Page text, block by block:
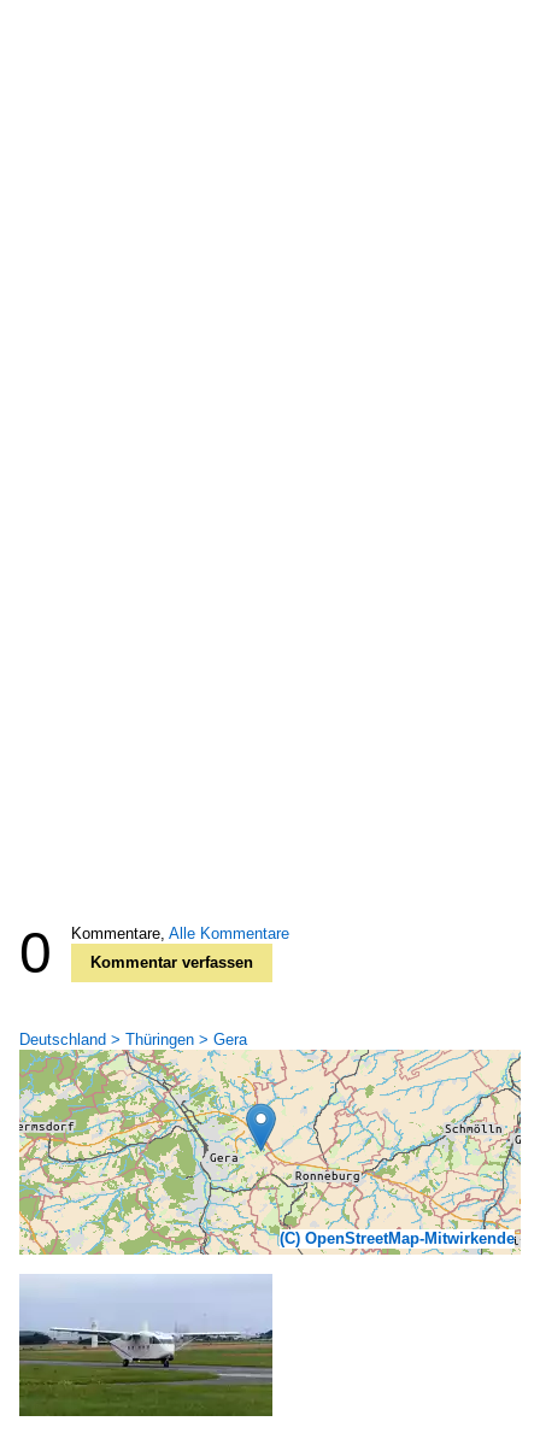
0 Kommentare, Alle Kommentare
Kommentar verfassen
Deutschland > Thüringen > Gera
(C) OpenStreetMap-Mitwirkende